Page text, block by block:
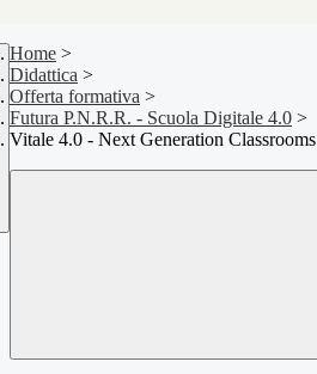
Home >
Didattica >
Offerta formativa >
Futura P.N.R.R. - Scuola Digitale 4.0 >
Vitale 4.0 - Next Generation Classrooms